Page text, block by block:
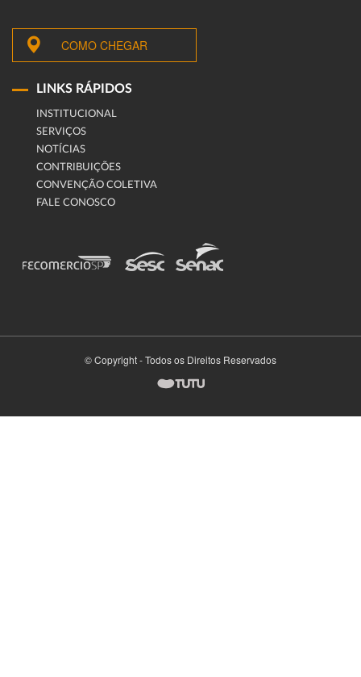
COMO CHEGAR
LINKS RÁPIDOS
INSTITUCIONAL
SERVIÇOS
NOTÍCIAS
CONTRIBUIÇÕES
CONVENÇÃO COLETIVA
FALE CONOSCO
© Copyright - Todos os Direitos Reservados